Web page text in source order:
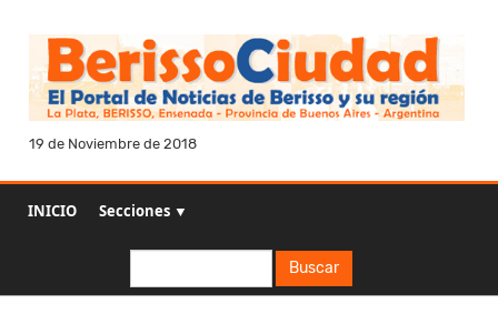
19 de Noviembre de 2018
INICIO Secciones ▼
Buscar